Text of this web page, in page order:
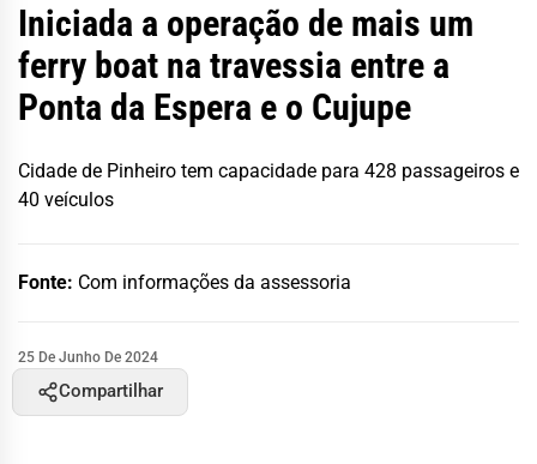
Iniciada a operação de mais um
ferry boat na travessia entre a
Ponta da Espera e o Cujupe
Cidade de Pinheiro tem capacidade para 428 passageiros e
40 veículos
Fonte: Com informações da assessoria
25 De Junho De 2024
Compartilhar